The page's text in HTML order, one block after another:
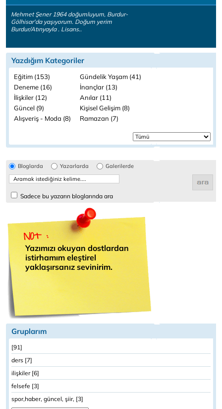
Mehmet Şener 1964 doğumluyum, Burdur-
Gölhisar'da yaşıyorum. Doğum yerim
Burdur/Atınyayla . Lisans..
Yazdığım Kategoriler
Eğitim (153)
Gündelik Yaşam (41)
Deneme (16)
İnançlar (13)
İlişkiler (12)
Anılar (11)
Güncel (9)
Kişisel Gelişim (8)
Alışveriş - Moda (8)
Ramazan (7)
Bloglarda Yazarlarda Galerilerde
Sadece bu yazarın bloglarında ara
Yazımızı okuyan dostlardan
istirhamım eleştirel
yaklaşırsanız sevinirim.
Gruplarım
[91]
ders [7]
ilişkiler [6]
felsefe [3]
spor,haber, güncel, şiir, [3]